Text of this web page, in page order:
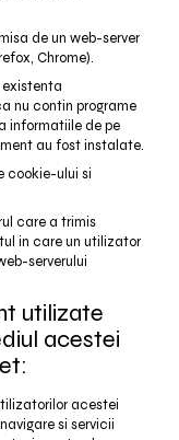
de un web-server
Chrome).
nu contin programe
informatiile de pe
au fost instalate.
cookie-ului si
care a trimis
in care un utilizator
serverului
utilizate
acestei
acestei
si servicii